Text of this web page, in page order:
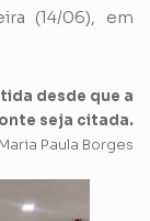
(14/06), em
desde que a
seja citada.
Paula Borges